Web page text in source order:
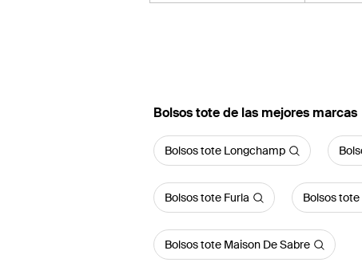
Bolsos tote de las mejores marcas
Bolsos tote Longchamp
Bolsos tote Furla Bolsos
Bolsos tote Maison De Sabre